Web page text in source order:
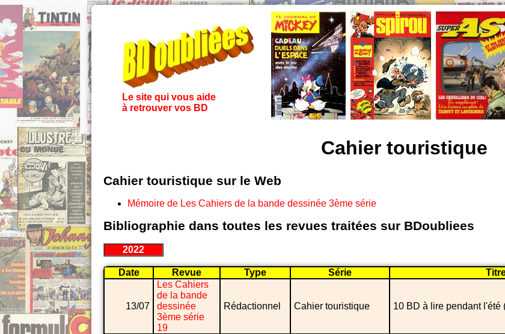
Le site qui vous aide
à retrouver vos BD
Cahier touristique
Cahier touristique sur le Web
Mémoire de Les Cahiers de la bande dessinée 3ème série
Bibliographie dans toutes les revues traitées sur BDoubliees
2022
Date Revue Type Série
13/07
Les Cahiers
de la bande
dessinée
3ème série
19
Rédactionnel Cahier touristique 10 BD à lire pendant l'été